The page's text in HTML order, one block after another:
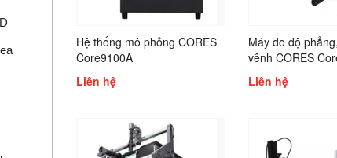
Hệ thống mô phỏng CORES
Core9100A
Liên hệ
Máy đo độ
vênh CORES
Liên hệ